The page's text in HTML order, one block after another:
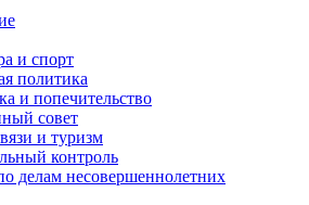
и спорт
политика
и попечительство
совет
и туризм
контроль
делам несовершеннолетних